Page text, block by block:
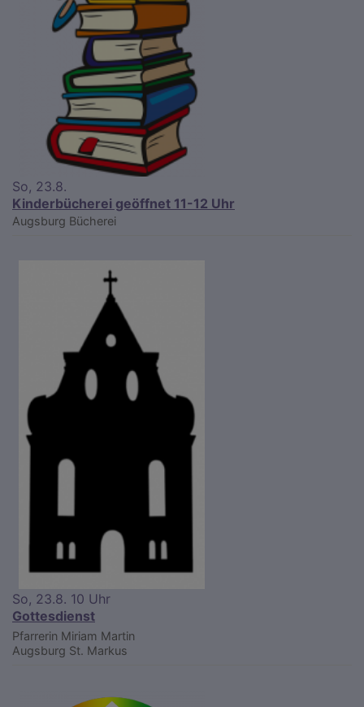
So, 23.8.
Kinderbücherei geöffnet 11-12 Uhr
Augsburg Bücherei
So, 23.8. 10 Uhr
Gottesdienst
Pfarrerin Miriam Martin
Augsburg St. Markus